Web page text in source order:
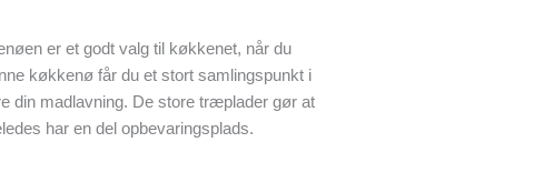
er et godt valg til køkkenet, når du
køkkenø får du et stort samlingspunkt i
din madlavning. De store træplader gør at
har en del opbevaringsplads.